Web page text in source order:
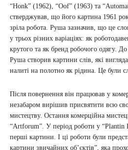
“Honk” (1962), “Oof” (1963) та
стверджував, що його картина 1961
зріла робота. Руша зазначив, що це
у трьох різних варіаціях: як
крутого та як бренд робочого одягу.
Руша створив картини слів, які
налиті на полотно як рідина. Це були
Після повернення він працював у
незабаром вирішив присвятити всю
мистецтву. Остання комерційна
“Artforum”. У період роботи у “Plantin
перші картини. І ці роботи були
картини звичайних обʼєктів”, яка